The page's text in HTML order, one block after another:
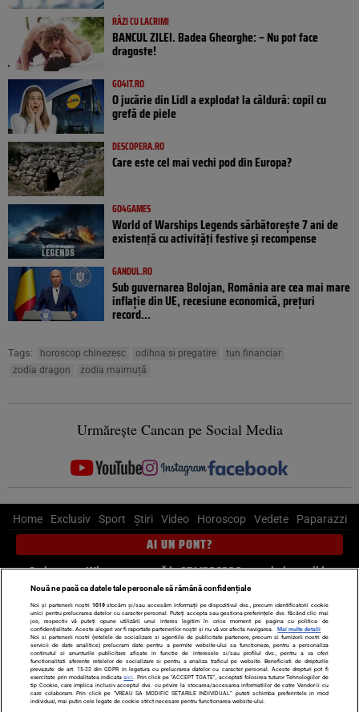
RÂZI CU LACRIMI
BANCUL ZILEI. Badea Gheorghe: – Nu pot face
dragoste!
GO4IT.RO
O jucărie din Lidl a explodat la căldură: copil cu
grefă de piele
DESCOPERA.RO
Care este cel mai vechi pod din Europa?
GO4GAMES
World of Warships Legends sărbătorește 7 ani de
existență cu activități festive și recompense
GANDUL.RO
Sub guvernarea Bolojan, România are cea mai mare
inflație din UE, recesiune economică, prețuri
record...
Tags: horoscop chinezesc odihna si pregatire
tun financiar
zodia dragon
zodia maimuță
Urmărește Cancan pe Social Media
Home Exclusiv Sport Știri Video Horoscop Vedete Paparazzi
AI UN PONT?
Scrie-ne pe Whatsapp, sună la 0741226226 sau trimite mail la
pont@cancan.ro
Știri interne Știri externe
Politică
Ultimele stiri
Diete Insula Iubirii Dictionar de vise
LIFE STYLE
Horoscop
Echipa editorială
Termeni si condiții
Politica de confidențialitate
Nouă ne pasă ca datele tale personale să rămână confidențiale
Noi și partenerii noștri 1019stocăm și/sau accesăm informații pe dispozitivul dvs., precum identificatorii cookie
unici pentru prelucrarea datelor cu caracter personal. Puteți accepta sau gestiona preferințele dvs. făcând clic mai
jos, respectiv vă puteți opune utilizării unui interes legitim în orice moment pe pagina cu politica de
confidențialitate. Aceste alegeri vor fi raportate partenerilor noștri și nu vă vor afecta navigarea.
Mai multe detalii
Noi si partenerii nostri (retelele de socializare si agentiile de publicitate partenere, precum si furnizorii nostri de
servicii de date analitice) prelucram date pentru a permite website-ului sa functioneze, pentru a personaliza
continutul si anunturile publicitare afisate in functie de interesele si/sau profilul dvs., pentru a va oferi
functionalitati aferente retelelor de socializare si pentru a analiza traficul pe website. Beneficiati de drepturile
prevazute de art. 15-22 din GDPR in legatura cu prelucrarea datelor cu caracter personal. Aceste drepturi pot fi
exercitate prin modalitatea indicataaici . Prin click pe “ACCEPT TOATE”, acceptati folosirea tuturor Tehnologiilor de
tip Cookie, care implica inclusiv acceptul dvs. cu privire la stocarea/accesarea informatiilor de catre Vendor-ii cu
care colaboram. Prin click pe “VREAU SA MODIFIC SETARILE INDIVIDUAL” puteti schimba preferintele in mod
individual, mai putin cele legate de cookie strict necesare pentru functionarea website-ului.